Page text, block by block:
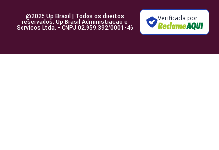
@2025 Up Brasil | Todos os direitos
reservados. Up Brasil Administracao e
Servicos Ltda. - CNPJ 02.959.392/0001-46
Verificada por